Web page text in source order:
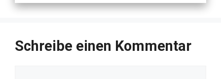
Schreibe einen Kommentar